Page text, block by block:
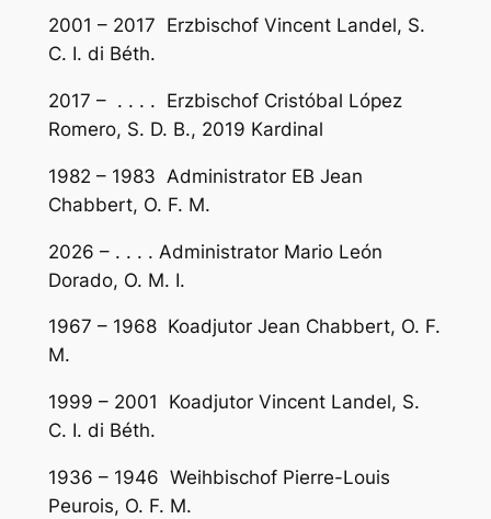
2001 – 2017 Erzbischof Vincent Landel, S.
C. I. di Béth.
2017 – . . . . Erzbischof Cristóbal López
Romero, S. D. B., 2019 Kardinal
1982 – 1983 Administrator EB Jean
Chabbert, O. F. M.
2026 – . . . . Administrator Mario León
Dorado, O. M. I.
1967 – 1968 Koadjutor Jean Chabbert, O. F.
M.
1999 – 2001 Koadjutor Vincent Landel, S.
C. I. di Béth.
1936 – 1946 Weihbischof Pierre-Louis
Peurois, O. F. M.